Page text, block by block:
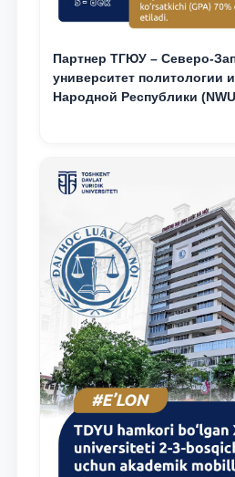
Партнер ТГЮУ – Северо-
университет политологии
Народной Республики
программу академической